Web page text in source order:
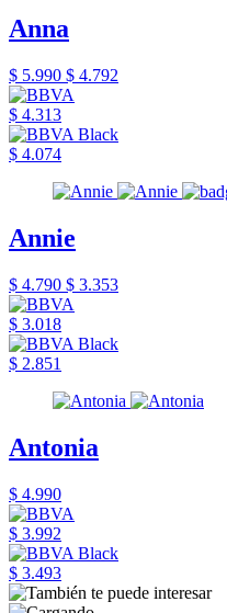
Anna
$ 5.990 $ 4.792
$ 4.313
$ 4.074
Annie
$ 4.790 $ 3.353
$ 3.018
$ 2.851
Antonia
$ 4.990
$ 3.992
$ 3.493